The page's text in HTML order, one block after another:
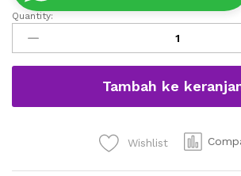
Meja
Belajar
Remaja
Model
Modern
Quantity:
Tambah ke
Wishlist